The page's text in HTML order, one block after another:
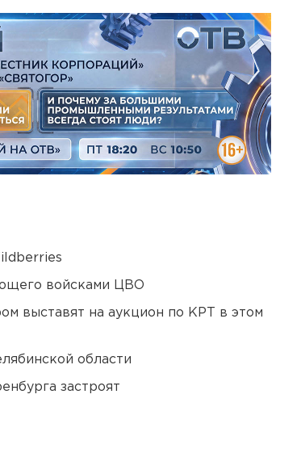
войсками ЦВО
выставят на аукцион по КРТ в этом
области
застроят